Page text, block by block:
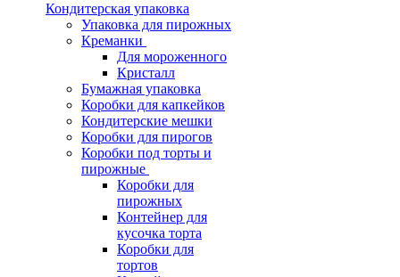
Кондитерская упаковка
Упаковка для пирожных
Креманки
Для мороженного
Кристалл
Бумажная упаковка
Коробки для капкейков
Кондитерские мешки
Коробки для пирогов
Коробки под торты и
пирожные
Коробки для
пирожных
Контейнер для
кусочка торта
Коробки для
тортов